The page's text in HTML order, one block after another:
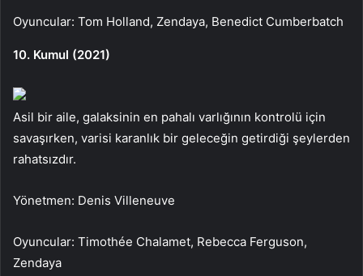
Oyuncular: Tom Holland, Zendaya, Benedict Cumberbatch
10. Kumul (2021)
Asil bir aile, galaksinin en pahalı varlığının kontrolü için
savaşırken, varisi karanlık bir geleceğin getirdiği şeylerden
rahatsızdır.
Yönetmen: Denis Villeneuve
Oyuncular: Timothée Chalamet, Rebecca Ferguson,
Zendaya